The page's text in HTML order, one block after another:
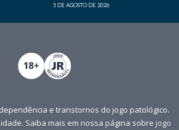
5 DE AGOSTO DE 2026
e transtornos do jogo patológico.
Saiba mais em nossa página sobre jogo